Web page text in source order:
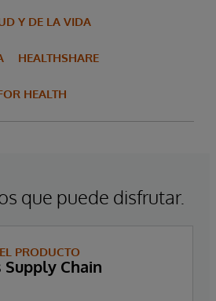
Y DE LA VIDA
HEALTHSHARE
HEALTH
que puede disfrutar.
PRODUCTO
Chain